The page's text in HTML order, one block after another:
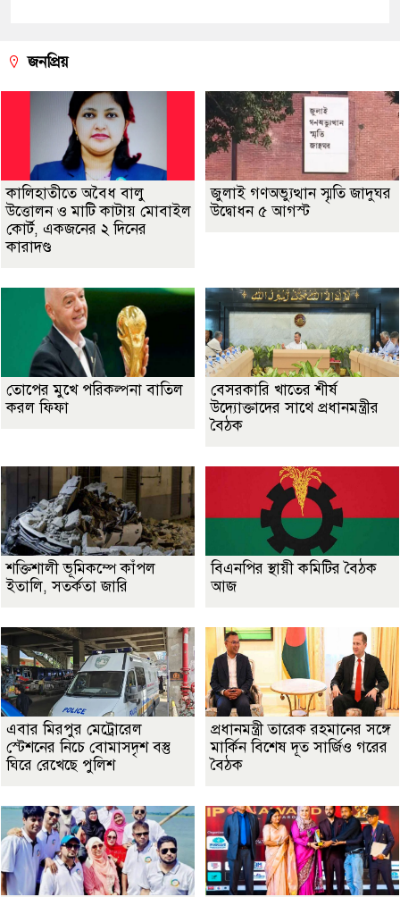
জনপ্রিয়
কালিহাতীতে অবৈধ বালু
উত্তোলন ও মাটি কাটায় মোবাইল
কোর্ট, একজনের ২ দিনের
কারাদণ্ড
জুলাই গণঅভ্যুত্থান স্মৃতি জাদুঘর
উদ্বোধন ৫ আগস্ট
তোপের মুখে পরিকল্পনা বাতিল
করল ফিফা
বেসরকারি খাতের শীর্ষ
উদ্যোক্তাদের সাথে প্রধানমন্ত্রীর
বৈঠক
শক্তিশালী ভূমিকম্পে কাঁপল
ইতালি, সতর্কতা জারি
বিএনপির স্থায়ী কমিটির বৈঠক
আজ
এবার মিরপুর মেট্রোরেল
স্টেশনের নিচে বোমাসদৃশ বস্তু
ঘিরে রেখেছে পুলিশ
প্রধানমন্ত্রী তারেক রহমানের সঙ্গে
মার্কিন বিশেষ দূত সার্জিও গরের
বৈঠক